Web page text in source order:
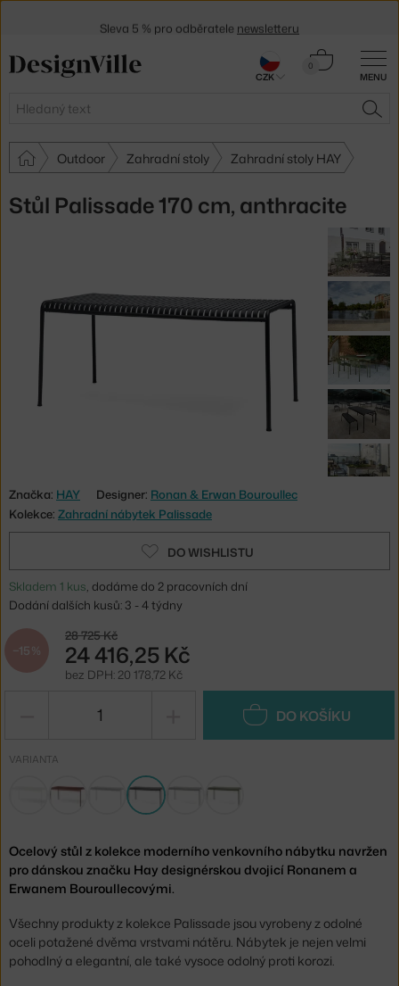
MENU
Hledat
0
Košík
Outdoor Zahradní stoly Zahradní stoly HAY
Stůl Palissade 170 cm, anthracite
Značka: HAY Designer: Ronan & Erwan Bouroullec
Kolekce: Zahradní nábytek Palissade
DO WISHLISTU
Skladem 1 kus, dodáme do 2 pracovních dní
Dodání dalších kusů: 3 - 4 týdny
−15 %
28 725 Kč
24 416,25 Kč
bez DPH: 20 178,72 Kč
DO KOŠÍKU
VARIANTA
Ocelový stůl z kolekce moderního venkovního nábytku navržen
pro dánskou značku Hay designérskou dvojicí Ronanem a
Erwanem Bouroullecovými.
Všechny produkty z kolekce Palissade jsou vyrobeny z odolné
oceli potažené dvěma vrstvami nátěru. Nábytek je nejen velmi
pohodlný a elegantní, ale také vysoce odolný proti korozi.
30 dní na vrácení zboží
CZK